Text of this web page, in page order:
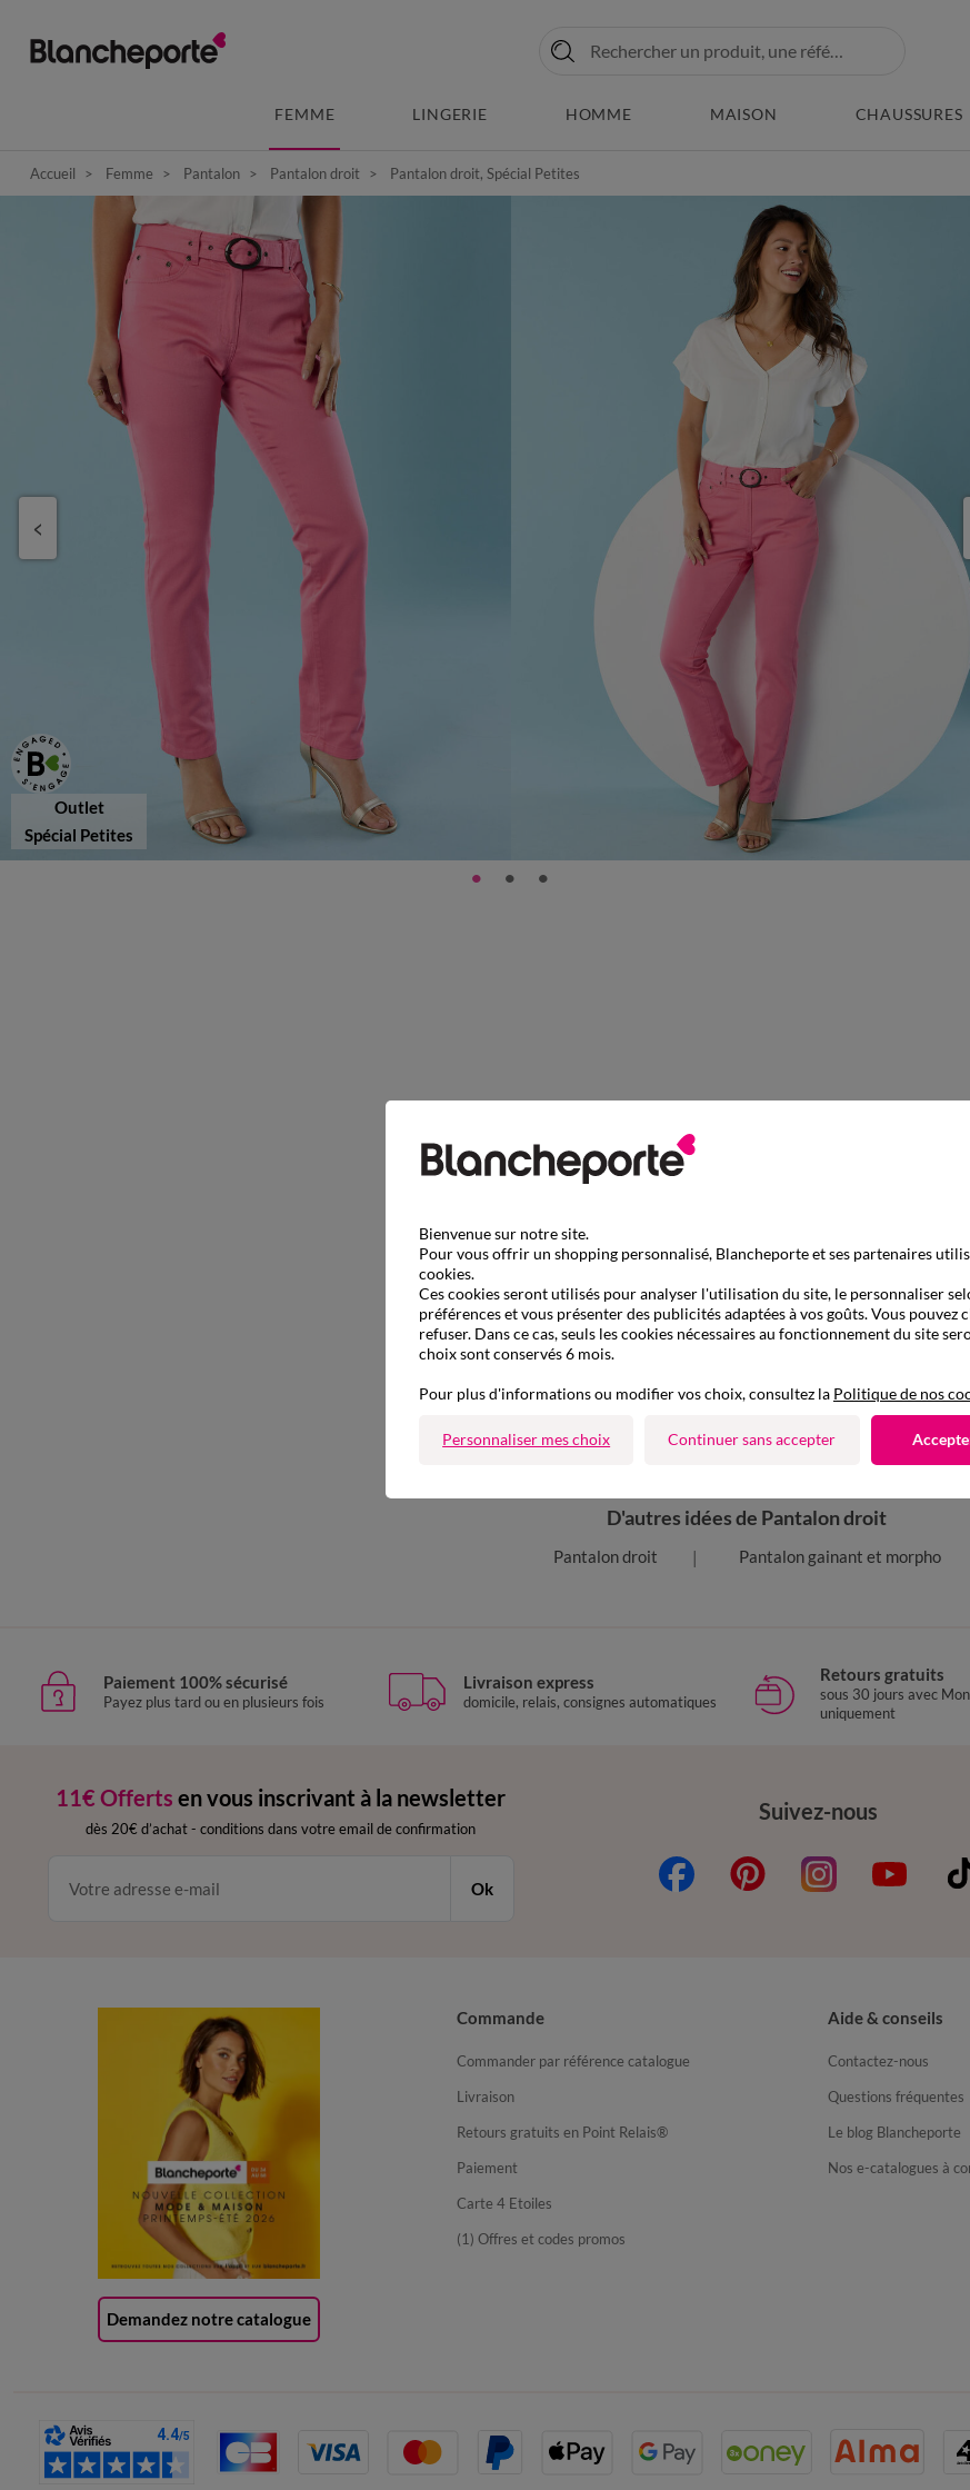
FEMME LINGERIE HOMME MAISON CHAUSSURES
Accueil Femme Pantalon Pantalon droit Pantalon droit, Spécial Petites
Outlet
Spécial Petites
D'autres idées de Pantalon droit
Pantalon droit Pantalon gainant et morpho
Paiement 100% sécurisé
Payez plus tard ou en plusieurs fois
Livraison express
domicile, relais, consignes automatiques
Retours gratuits
sous 30 jours avec
uniquement
11€ Offerts en vous inscrivant à la newsletter
dès 20€ d’achat - conditions dans votre email de confirmation
Ok
Suivez-nous
Demandez notre catalogue
Commande
Commander par référence catalogue
Livraison
Retours gratuits en Point Relais®
Paiement
Carte 4 Etoiles
(1) Offres et codes promos
Aide & conseils
Contactez-nous
Questions fréquentes
Le blog Blancheporte
Nos e-catalogues à
Bienvenue sur notre site.
Pour vous offrir un shopping personnalisé, Blancheporte et ses partenaires
cookies.
Ces cookies seront utilisés pour analyser l'utilisation du site, le personnaliser
préférences et vous présenter des publicités adaptées à vos goûts. Vous pouvez
refuser. Dans ce cas, seuls les cookies nécessaires au fonctionnement du site
choix sont conservés 6 mois.
Pour plus d'informations ou modifier vos choix, consultez la Politique de nos
Personnaliser mes choix Continuer sans accepter